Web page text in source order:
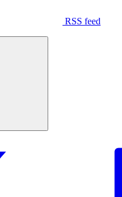
RSS feed